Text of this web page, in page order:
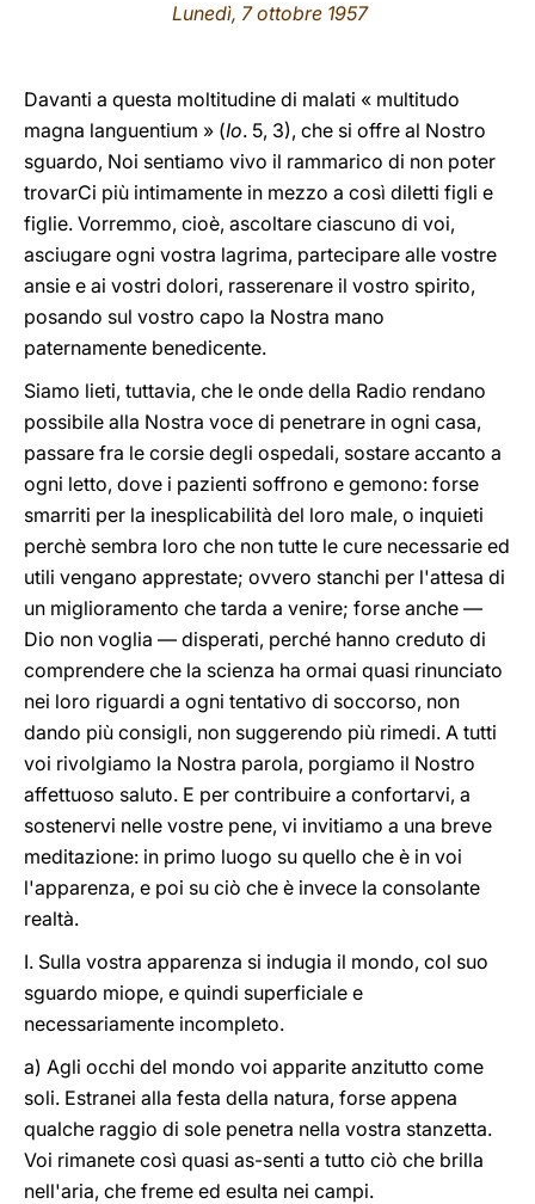
Lunedì, 7 ottobre 1957
Davanti a questa moltitudine di malati « multitudo
magna languentium » (Io. 5, 3), che si offre al Nostro
sguardo, Noi sentiamo vivo il rammarico di non poter
trovarCi più intimamente in mezzo a così diletti figli e
figlie. Vorremmo, cioè, ascoltare ciascuno di voi,
asciugare ogni vostra lagrima, partecipare alle vostre
ansie e ai vostri dolori, rasserenare il vostro spirito,
posando sul vostro capo la Nostra mano
paternamente benedicente.
Siamo lieti, tuttavia, che le onde della Radio rendano
possibile alla Nostra voce di penetrare in ogni casa,
passare fra le corsie degli ospedali, sostare accanto a
ogni letto, dove i pazienti soffrono e gemono: forse
smarriti per la inesplicabilità del loro male, o inquieti
perchè sembra loro che non tutte le cure necessarie ed
utili vengano apprestate; ovvero stanchi per l'attesa di
un miglioramento che tarda a venire; forse anche —
Dio non voglia — disperati, perché hanno creduto di
comprendere che la scienza ha ormai quasi rinunciato
nei loro riguardi a ogni tentativo di soccorso, non
dando più consigli, non suggerendo più rimedi. A tutti
voi rivolgiamo la Nostra parola, porgiamo il Nostro
affettuoso saluto. E per contribuire a confortarvi, a
sostenervi nelle vostre pene, vi invitiamo a una breve
meditazione: in primo luogo su quello che è in voi
l'apparenza, e poi su ciò che è invece la consolante
realtà.
I. Sulla vostra apparenza si indugia il mondo, col suo
sguardo miope, e quindi superficiale e
necessariamente incompleto.
a) Agli occhi del mondo voi apparite anzitutto come
soli. Estranei alla festa della natura, forse appena
qualche raggio di sole penetra nella vostra stanzetta.
Voi rimanete così quasi as-senti a tutto ciò che brilla
nell'aria, che freme ed esulta nei campi.